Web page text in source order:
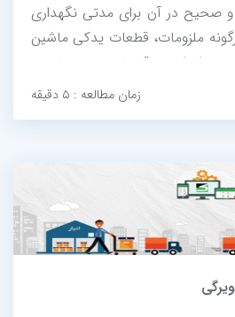
صحیح در آن برای مدتی نگهداری
ملزومات، قطعات یدکی ماشین
مواد اولیه، قطعات نیمه ساخته،
تولید و ساخت، اقلام مصرفی غیر
زمان مطالعه : ۵ دقیقه